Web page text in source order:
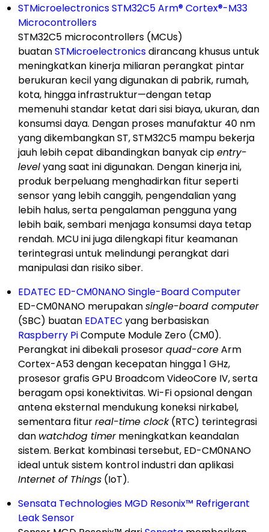
STMicroelectronics STM32C5 Arm®Cortex®-M33
Microcontrollers
STM32C5 microcontrollers (MCUs)
buatanSTMicroelectronicsdirancang khusus untuk
meningkatkan kinerja miliaran perangkat pintar
berukuran kecil yang digunakan di pabrik, rumah,
kota, hingga infrastruktur—dengan tetap
memenuhi standar ketat dari sisi biaya, ukuran, dan
konsumsi daya. Dengan proses manufaktur 40 nm
yang dikembangkan ST, STM32C5 mampu bekerja
jauh lebih cepat dibandingkan banyak cipentry-
levelyang saat ini digunakan. Dengan kinerja ini,
produk berpeluang menghadirkan fitur seperti
sensor yang lebih canggih, pengendalian yang
lebih halus, serta pengalaman pengguna yang
lebih baik, sembari menjaga konsumsi daya tetap
rendah. MCU ini juga dilengkapi fitur keamanan
terintegrasi untuk melindungi perangkat dari
manipulasi dan risiko siber.
EDATEC ED-CM0NANO Single-Board Computer
ED-CM0NANO merupakansingle-board computer
(SBC) buatan EDATEC yang berbasiskan
Raspberry PiCompute Module Zero (CM0).
Perangkat ini dibekali prosesorquad-coreArm
Cortex-A53 dengan kecepatan hingga 1 GHz,
prosesor grafis GPU Broadcom VideoCore IV, serta
beragam opsi konektivitas. Wi-Fi opsional dengan
antena eksternal mendukung koneksi nirkabel,
sementara fiturreal-time clock(RTC) terintegrasi
dan watchdog timermeningkatkan keandalan
sistem. Berkat kombinasi tersebut, ED-CM0NANO
ideal untuk sistem kontrol industri dan aplikasi
Internet of Things (IoT).
Sensata Technologies MGD Resonix™ Refrigerant
Leak Sensor